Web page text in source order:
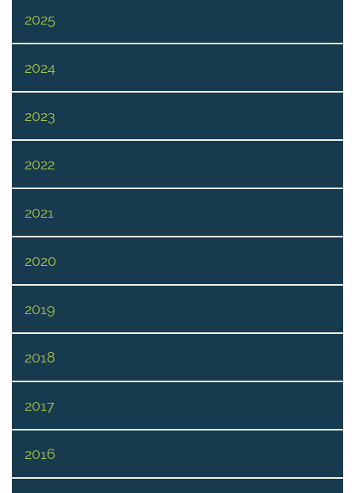
2025
2024
2023
2022
2021
2020
2019
2018
2017
2016